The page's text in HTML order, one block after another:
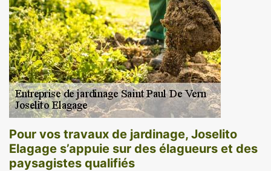
Pour vos travaux de jardinage, Joselito
Elagage s’appuie sur des élagueurs et des
paysagistes qualifiés